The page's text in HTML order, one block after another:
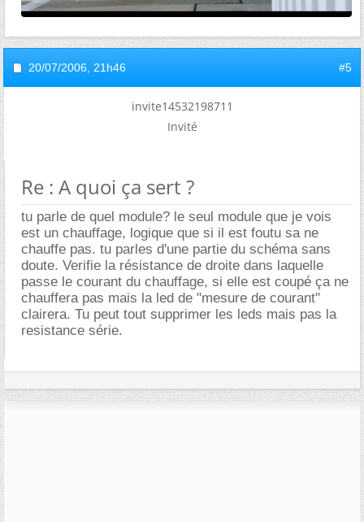
20/07/2006, 21h46 #5
invite14532198711
Invité
Re : A quoi ça sert ?
tu parle de quel module? le seul module que je vois
est un chauffage, logique que si il est foutu sa ne
chauffe pas. tu parles d'une partie du schéma sans
doute. Verifie la résistance de droite dans laquelle
passe le courant du chauffage, si elle est coupé ça ne
chauffera pas mais la led de "mesure de courant"
clairera. Tu peut tout supprimer les leds mais pas la
resistance série.